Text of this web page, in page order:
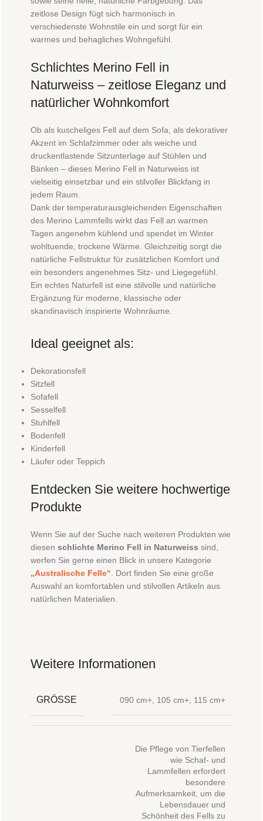
zeitlose Design fügt sich harmonisch in
verschiedenste Wohnstile ein und sorgt für ein
warmes und behagliches Wohngefühl.
Schlichtes Merino Fell in
Naturweiss – zeitlose Eleganz und
natürlicher Wohnkomfort
Ob als kuscheliges Fell auf dem Sofa, als dekorativer
Akzent im Schlafzimmer oder als weiche und
druckentlastende Sitzunterlage auf Stühlen und
Bänken – dieses Merino Fell in Naturweiss ist
vielseitig einsetzbar und ein stilvoller Blickfang in
jedem Raum.
Dank der temperaturausgleichenden Eigenschaften
des Merino Lammfells wirkt das Fell an warmen
Tagen angenehm kühlend und spendet im Winter
wohltuende, trockene Wärme. Gleichzeitig sorgt die
natürliche Fellstruktur für zusätzlichen Komfort und
ein besonders angenehmes Sitz- und Liegegefühl.
Ein echtes Naturfell ist eine stilvolle und natürliche
Ergänzung für moderne, klassische oder
skandinavisch inspirierte Wohnräume.
Ideal geeignet als:
Dekorationsfell
Sitzfell
Sofafell
Sesselfell
Stuhlfell
Bodenfell
Kinderfell
Läufer oder Teppich
Entdecken Sie weitere hochwertige
Produkte
Wenn Sie auf der Suche nach weiteren Produkten wie
diesen schlichte Merino Fell in Naturweiss sind,
werfen Sie gerne einen Blick in unsere Kategorie
„Australische Felle“ . Dort finden Sie eine große
Auswahl an komfortablen und stilvollen Artikeln aus
natürlichen Materialien.
Weitere Informationen
GRÖSSE 090 cm+ 105 cm+ 115 cm+
Die Pflege von Tierfellen
wie Schaf- und
Lammfellen erfordert
besondere
Aufmerksamkeit, um die
Lebensdauer und
Schönheit des Fells zu